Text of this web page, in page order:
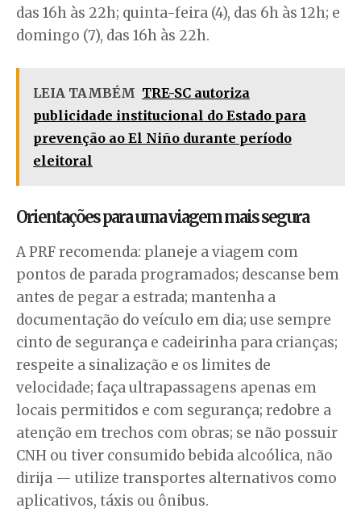
das 16h às 22h; quinta-feira (4), das 6h às 12h; e
domingo (7), das 16h às 22h.
LEIA TAMBÉM TRE-SC autoriza
publicidade institucional do Estado para
prevenção ao El Niño durante período
eleitoral
Orientações para uma viagem mais segura
A PRF recomenda: planeje a viagem com
pontos de parada programados; descanse bem
antes de pegar a estrada; mantenha a
documentação do veículo em dia; use sempre
cinto de segurança e cadeirinha para crianças;
respeite a sinalização e os limites de
velocidade; faça ultrapassagens apenas em
locais permitidos e com segurança; redobre a
atenção em trechos com obras; se não possuir
CNH ou tiver consumido bebida alcoólica, não
dirija — utilize transportes alternativos como
aplicativos, táxis ou ônibus.